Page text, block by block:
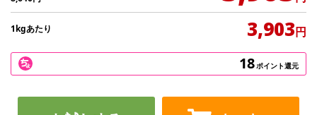
1kgあたり 3,903円
18ポイント還元